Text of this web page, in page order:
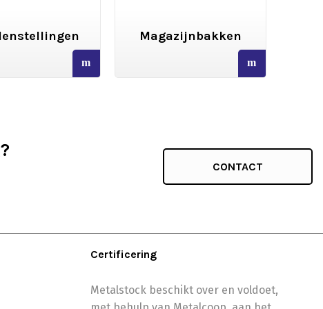
read
more
Magazijnbakken
read
more
CONTACT
Certificering
Metalstock beschikt over en voldoet,